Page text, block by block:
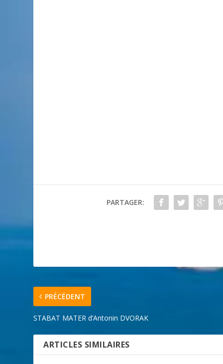
PARTAGER:
PRÉCÉDENT
STABAT MATER d’Antonin DVORAK
ARTICLES SIMILAIRES